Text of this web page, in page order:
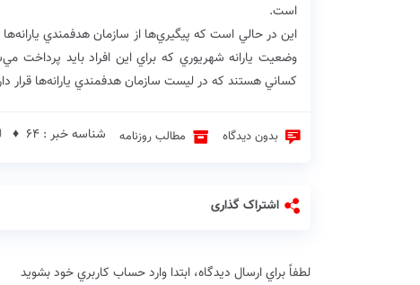
است.
اين در حالي است كه پيگيري‌ها از سازمان هدفمندي
وضعيت يارانه شهريوري كه براي اين افراد بايد پرداخت
كساني هستند كه در ليست سازمان هدفمندي يارانه‌ها قرار
بدون دیدگاه مطالب روزنامه شناسه خبر : 64 ♦
اشتراک گذاری
لطفاً براي ارسال دیدگاه، ابتدا وارد حساب كاربري خود بشويد